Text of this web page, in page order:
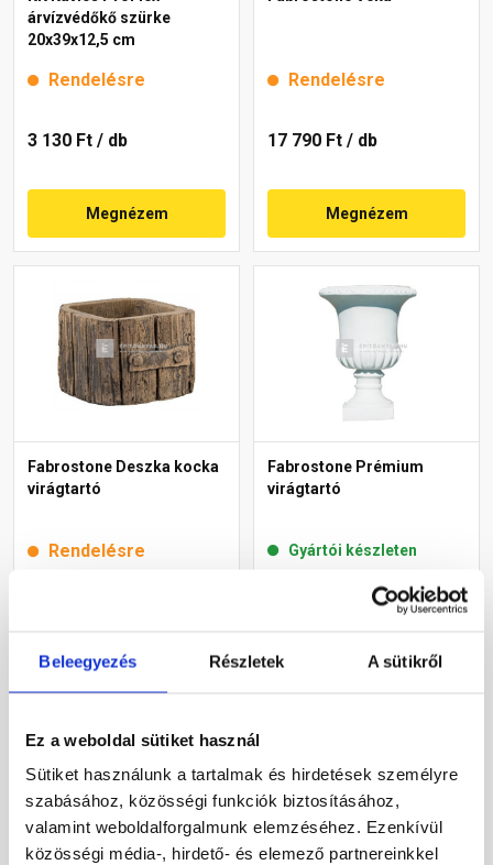
Beleegyezés Részletek A sütikről
Ez a weboldal sütiket használ
Sütiket használunk a tartalmak és hirdetések személyre
szabásához, közösségi funkciók biztosításához,
valamint weboldalforgalmunk elemzéséhez. Ezenkívül
közösségi média-, hirdető- és elemező partnereinkkel
árvízvédőkő szürke
20x39x12,5 cm
Rendelésre
3 130 Ft / db
Megnézem
Rendelésre
17 790 Ft / db
Megnézem
Fabrostone Deszka kocka
virágtartó
Rendelésre
Fabrostone Prémium
virágtartó
Gyártói készleten
/ db